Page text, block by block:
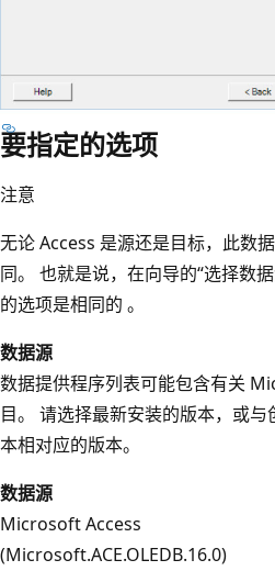
要指定的选项
注意
无论 Access 是源还是目标，此数
同。 也就是说，在向导的“选择数
的选项是相同的 。
数据源
数据提供程序列表可能包含有关
目。 请选择最新安装的版本，或
本相对应的版本。
数据源
Microsoft Access
(Microsoft.ACE.OLEDB.16.0)